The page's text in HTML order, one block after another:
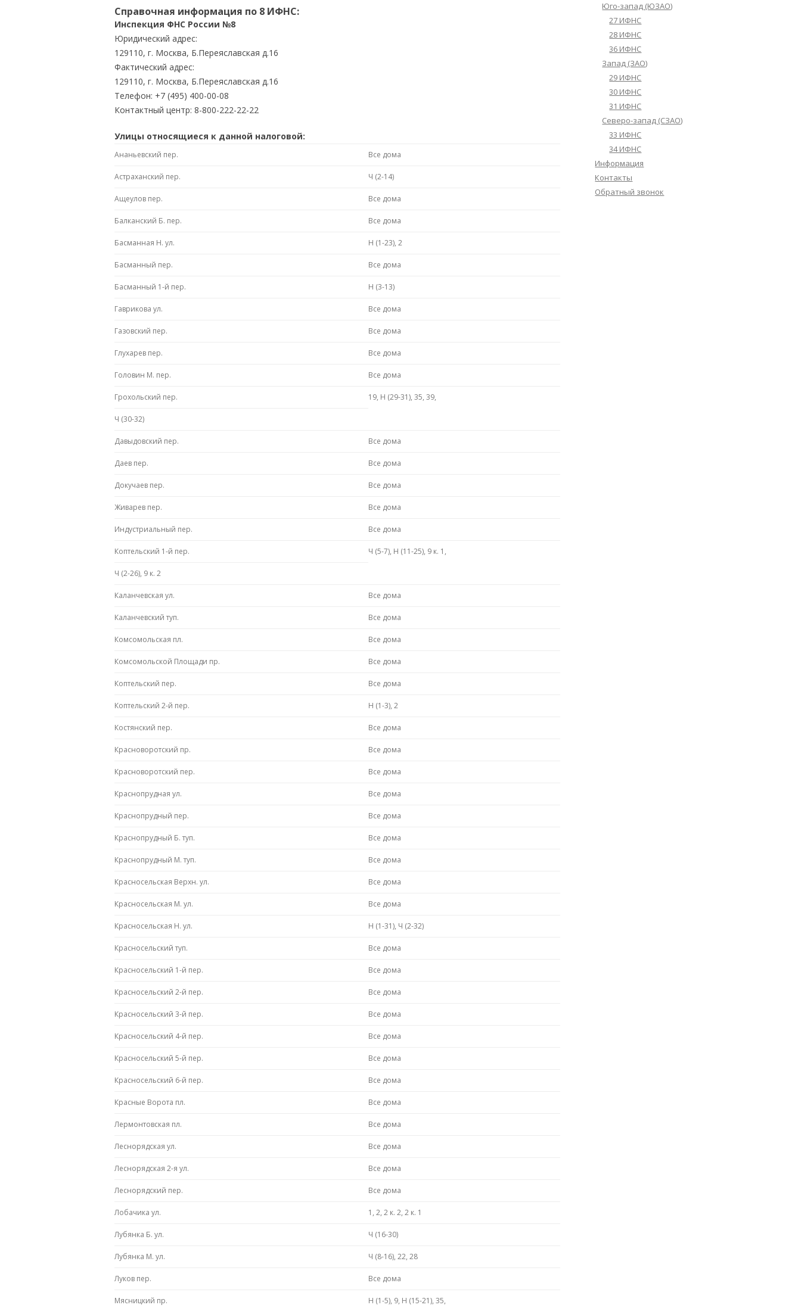
Справочная информация по 8 ИФНС:
Инспекция ФНС России №8
Юридический адрес:
129110, г. Москва, Б.Переяславская д.16
Фактический адрес:
129110, г. Москва, Б.Переяславская д.16
Телефон: +7 (495) 400-00-08
Контактный центр: 8-800-222-22-22
Улицы относящиеся к данной налоговой:
Ананьевский пер. Все дома
Астраханский пер. Ч (2-14)
Ащеулов пер. Все дома
Балканский Б. пер. Все дома
Басманная Н. ул. Н (1-23), 2
Басманный пер. Все дома
Басманный 1-й пер. Н (3-13)
Гаврикова ул. Все дома
Газовский пер. Все дома
Глухарев пер. Все дома
Головин М. пер. Все дома
Грохольский пер. 19, Н (29-31), 35, 39,
Ч (30-32)
Давыдовский пер. Все дома
Даев пер. Все дома
Докучаев пер. Все дома
Живарев пер. Все дома
Индустриальный пер. Все дома
Коптельский 1-й пер. Ч (5-7), Н (11-25), 9 к. 1,
Ч (2-26), 9 к. 2
Каланчевская ул. Все дома
Каланчевский туп. Все дома
Комсомольская пл. Все дома
Комсомольской Площади пр. Все дома
Коптельский пер. Все дома
Коптельский 2-й пер. Н (1-3), 2
Костянский пер. Все дома
Красноворотский пр. Все дома
Красноворотский пер. Все дома
Краснопрудная ул. Все дома
Краснопрудный пер. Все дома
Краснопрудный Б. туп. Все дома
Краснопрудный М. туп. Все дома
Красносельская Верхн. ул. Все дома
Красносельская М. ул. Все дома
Красносельская Н. ул. Н (1-31), Ч (2-32)
Красносельский туп. Все дома
Красносельский 1-й пер. Все дома
Красносельский 2-й пер. Все дома
Красносельский 3-й пер. Все дома
Красносельский 4-й пер. Все дома
Красносельский 5-й пер. Все дома
Красносельский 6-й пер. Все дома
Красные Ворота пл. Все дома
Лермонтовская пл. Все дома
Леснорядская ул. Все дома
Леснорядская 2-я ул. Все дома
Леснорядский пер. Все дома
Лобачика ул. 1, 2, 2 к. 2, 2 к. 1
Лубянка Б. ул. Ч (16-30)
Лубянка М. ул. Ч (8-16), 22, 28
Луков пер. Все дома
Мясницкий пр. Н (1-5), 9, Н (15-21), 35,
Юго-запад (ЮЗАО)
27 ИФНС
28 ИФНС
36 ИФНС
Запад (ЗАО)
29 ИФНС
30 ИФНС
31 ИФНС
Северо-запад (СЗАО)
33 ИФНС
34 ИФНС
Информация
Контакты
Обратный звонок